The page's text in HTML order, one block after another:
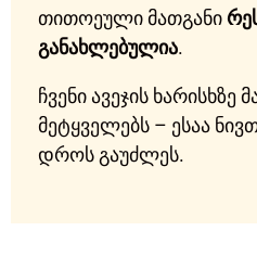
თითოეული მათგანი
განახლებულია.
ჩვენი ავეჯის ხარისხზე
მეტყველებს – ესაა
დროს გაუძლეს.